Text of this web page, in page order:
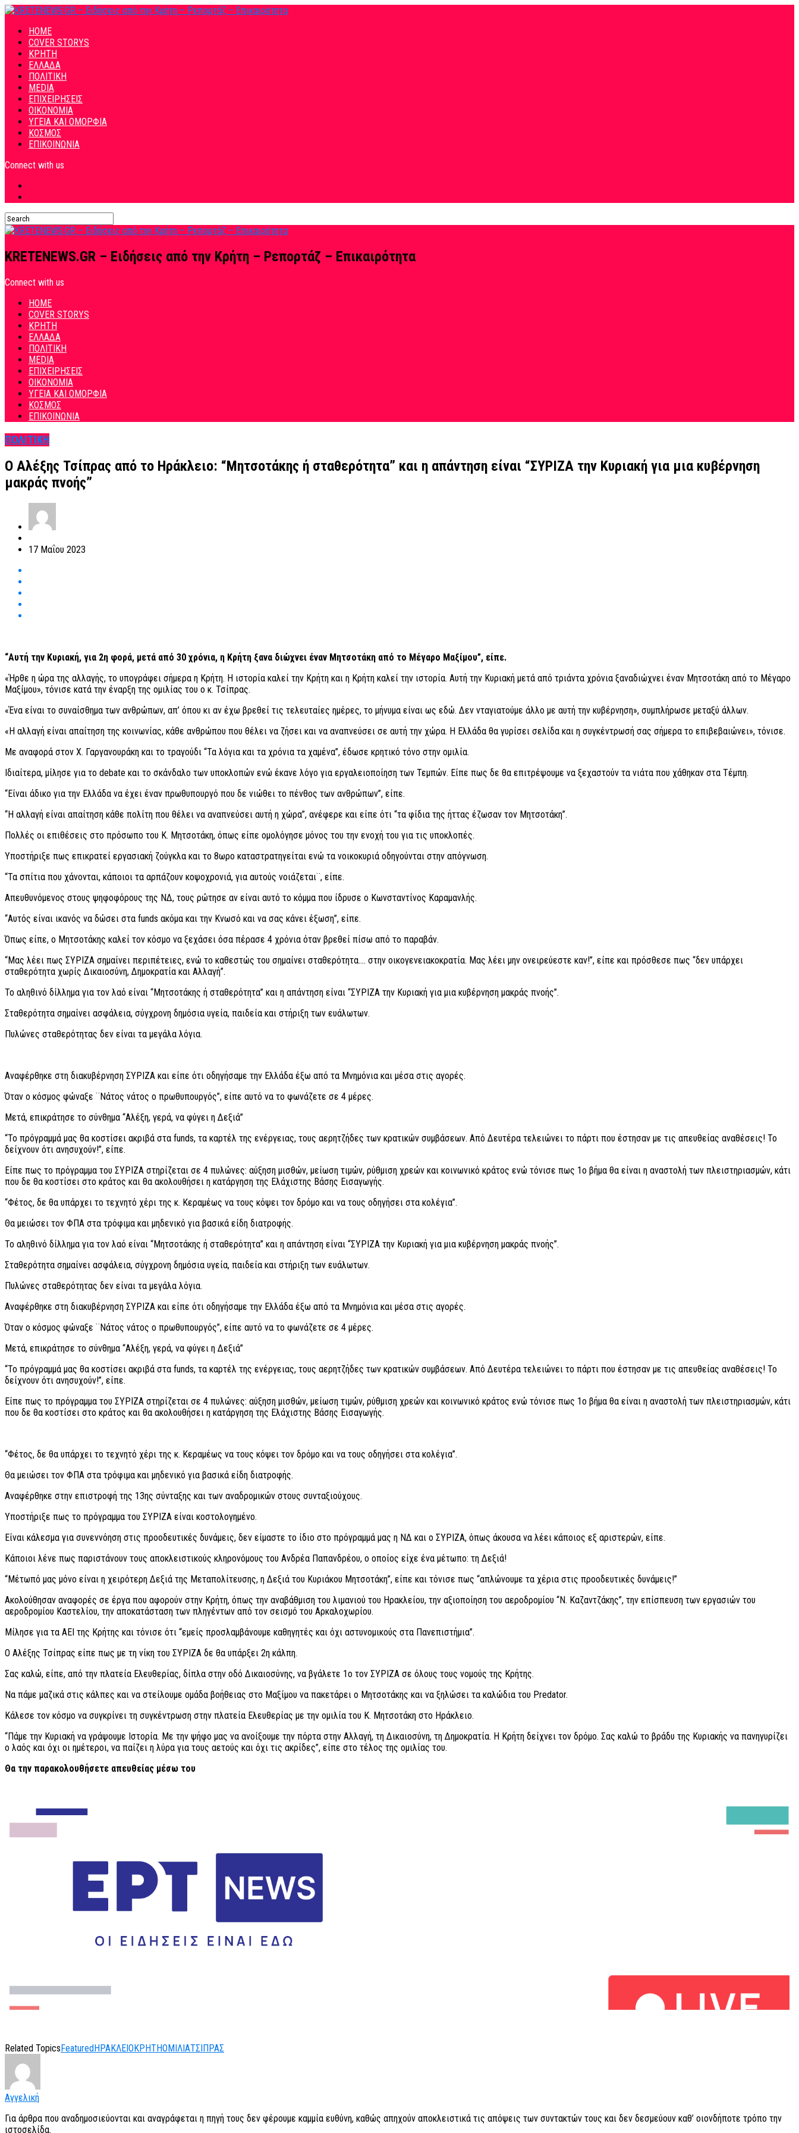
HOME
COVER STORYS
ΚΡΗΤΗ
ΕΛΛΑΔΑ
ΠΟΛΙΤΙΚΗ
MEDIA
ΕΠΙΧΕΙΡΗΣΕΙΣ
ΟΙΚΟΝΟΜΙΑ
ΥΓΕΙΑ ΚΑΙ ΟΜΟΡΦΙΑ
ΚΟΣΜΟΣ
ΕΠΙΚΟΙΝΩΝΙΑ
Connect with us
KRETENEWS.GR – Ειδήσεις από την Κρήτη – Ρεπορτάζ – Επικαιρότητα
Connect with us
HOME
COVER STORYS
ΚΡΗΤΗ
ΕΛΛΑΔΑ
ΠΟΛΙΤΙΚΗ
MEDIA
ΕΠΙΧΕΙΡΗΣΕΙΣ
ΟΙΚΟΝΟΜΙΑ
ΥΓΕΙΑ ΚΑΙ ΟΜΟΡΦΙΑ
ΚΟΣΜΟΣ
ΕΠΙΚΟΙΝΩΝΙΑ
ΠΟΛΙΤΙΚΗ
Ο Αλέξης Τσίπρας από το Ηράκλειο: “Μητσοτάκης ή σταθερότητα” και η απάντηση είναι “ΣΥΡΙΖΑ την Κυριακή για μια κυβέρνηση
μακράς πνοής”
17 Μαΐου 2023
“Αυτή την Κυριακή, για 2η φορά, μετά από 30 χρόνια, η Κρήτη ξανα διώχνει έναν Μητσοτάκη από το Μέγαρο Μαξίμου”, είπε.
«Ήρθε η ώρα της αλλαγής, το υπογράφει σήμερα η Κρήτη. Η ιστορία καλεί την Κρήτη και η Κρήτη καλεί την ιστορία. Αυτή την Κυριακή μετά από τριάντα χρόνια ξαναδιώχνει έναν Μητσοτάκη από το Μέγαρο
Μαξίμου», τόνισε κατά την έναρξη της ομιλίας του ο κ. Τσίπρας.
«Ένα είναι το συναίσθημα των ανθρώπων, απ’ όπου κι αν έχω βρεθεί τις τελευταίες ημέρες, το μήνυμα είναι ως εδώ. Δεν νταγιατούμε άλλο με αυτή την κυβέρνηση», συμπλήρωσε μεταξύ άλλων.
«Η αλλαγή είναι απαίτηση της κοινωνίας, κάθε ανθρώπου που θέλει να ζήσει και να αναπνεύσει σε αυτή την χώρα. Η Ελλάδα θα γυρίσει σελίδα και η συγκέντρωσή σας σήμερα το επιβεβαιώνει», τόνισε.
Με αναφορά στον Χ. Γαργανουράκη και το τραγούδι “Τα λόγια και τα χρόνια τα χαμένα”, έδωσε κρητικό τόνο στην ομιλία.
Ιδιαίτερα, μίλησε για το debate και το σκάνδαλο των υποκλοπών ενώ έκανε λόγο για εργαλειοποίηση των Τεμπών. Είπε πως δε θα επιτρέψουμε να ξεχαστούν τα νιάτα που χάθηκαν στα Τέμπη.
“Είναι άδικο για την Ελλάδα να έχει έναν πρωθυπουργό που δε νιώθει το πένθος των ανθρώπων”, είπε.
“Η αλλαγή είναι απαίτηση κάθε πολίτη που θέλει να αναπνεύσει αυτή η χώρα”, ανέφερε και είπε ότι “τα φίδια της ήττας έζωσαν τον Μητσοτάκη”.
Πολλές οι επιθέσεις στο πρόσωπο του Κ. Μητσοτάκη, όπως είπε ομολόγησε μόνος του την ενοχή του για τις υποκλοπές.
Υποστήριξε πως επικρατεί εργασιακή ζούγκλα και το 8ωρο καταστρατηγείται ενώ τα νοικοκυριά οδηγούνται στην απόγνωση.
“Τα σπίτια που χάνονται, κάποιοι τα αρπάζουν κοψοχρονιά, για αυτούς νοιάζεται¨, είπε.
Απευθυνόμενος στους ψηφοφόρους της ΝΔ, τους ρώτησε αν είναι αυτό το κόμμα που ίδρυσε ο Κωνσταντίνος Καραμανλής.
“Αυτός είναι ικανός να δώσει στα funds ακόμα και την Κνωσό και να σας κάνει έξωση”, είπε.
Όπως είπε, ο Μητσοτάκης καλεί τον κόσμο να ξεχάσει όσα πέρασε 4 χρόνια όταν βρεθεί πίσω από το παραβάν.
“Μας λέει πως ΣΥΡΙΖΑ σημαίνει περιπέτειες, ενώ το καθεστώς του σημαίνει σταθερότητα…. στην οικογενειακοκρατία. Μας λέει μην ονειρεύεστε καν!”, είπε και πρόσθεσε πως “δεν υπάρχει
σταθερότητα χωρίς Δικαιοσύνη, Δημοκρατία και Αλλαγή”.
Το αληθινό δίλλημα για τον λαό είναι “Μητσοτάκης ή σταθερότητα” και η απάντηση είναι “ΣΥΡΙΖΑ την Κυριακή για μια κυβέρνηση μακράς πνοής”.
Σταθερότητα σημαίνει ασφάλεια, σύγχρονη δημόσια υγεία, παιδεία και στήριξη των ευάλωτων.
Πυλώνες σταθερότητας δεν είναι τα μεγάλα λόγια.
Αναφέρθηκε στη διακυβέρνηση ΣΥΡΙΖΑ και είπε ότι οδηγήσαμε την Ελλάδα έξω από τα Μνημόνια και μέσα στις αγορές.
Όταν ο κόσμος φώναξε ¨Νάτος νάτος ο πρωθυπουργός”, είπε αυτό να το φωνάζετε σε 4 μέρες.
Μετά, επικράτησε το σύνθημα “Αλέξη, γερά, να φύγει η Δεξιά”
“Το πρόγραμμά μας θα κοστίσει ακριβά στα funds, τα καρτέλ της ενέργειας, τους αερητζήδες των κρατικών συμβάσεων. Από Δευτέρα τελειώνει το πάρτι που έστησαν με τις απευθείας αναθέσεις! Το
δείχνουν ότι ανησυχούν!”, είπε.
Είπε πως το πρόγραμμα του ΣΥΡΙΖΑ στηρίζεται σε 4 πυλώνες: αύξηση μισθών, μείωση τιμών, ρύθμιση χρεών και κοινωνικό κράτος ενώ τόνισε πως 1ο βήμα θα είναι η αναστολή των πλειστηριασμών, κάτι
που δε θα κοστίσει στο κράτος και θα ακολουθήσει η κατάργηση της Ελάχιστης Βάσης Εισαγωγής.
“Φέτος, δε θα υπάρχει το τεχνητό χέρι της κ. Κεραμέως να τους κόψει τον δρόμο και να τους οδηγήσει στα κολέγια”.
Θα μειώσει τον ΦΠΑ στα τρόφιμα και μηδενικό για βασικά είδη διατροφής.
Το αληθινό δίλλημα για τον λαό είναι “Μητσοτάκης ή σταθερότητα” και η απάντηση είναι “ΣΥΡΙΖΑ την Κυριακή για μια κυβέρνηση μακράς πνοής”.
Σταθερότητα σημαίνει ασφάλεια, σύγχρονη δημόσια υγεία, παιδεία και στήριξη των ευάλωτων.
Πυλώνες σταθερότητας δεν είναι τα μεγάλα λόγια.
Αναφέρθηκε στη διακυβέρνηση ΣΥΡΙΖΑ και είπε ότι οδηγήσαμε την Ελλάδα έξω από τα Μνημόνια και μέσα στις αγορές.
Όταν ο κόσμος φώναξε ¨Νάτος νάτος ο πρωθυπουργός”, είπε αυτό να το φωνάζετε σε 4 μέρες.
Μετά, επικράτησε το σύνθημα “Αλέξη, γερά, να φύγει η Δεξιά”
“Το πρόγραμμά μας θα κοστίσει ακριβά στα funds, τα καρτέλ της ενέργειας, τους αερητζήδες των κρατικών συμβάσεων. Από Δευτέρα τελειώνει το πάρτι που έστησαν με τις απευθείας αναθέσεις! Το
δείχνουν ότι ανησυχούν!”, είπε.
Είπε πως το πρόγραμμα του ΣΥΡΙΖΑ στηρίζεται σε 4 πυλώνες: αύξηση μισθών, μείωση τιμών, ρύθμιση χρεών και κοινωνικό κράτος ενώ τόνισε πως 1ο βήμα θα είναι η αναστολή των πλειστηριασμών, κάτι
που δε θα κοστίσει στο κράτος και θα ακολουθήσει η κατάργηση της Ελάχιστης Βάσης Εισαγωγής.
“Φέτος, δε θα υπάρχει το τεχνητό χέρι της κ. Κεραμέως να τους κόψει τον δρόμο και να τους οδηγήσει στα κολέγια”.
Θα μειώσει τον ΦΠΑ στα τρόφιμα και μηδενικό για βασικά είδη διατροφής.
Αναφέρθηκε στην επιστροφή της 13ης σύνταξης και των αναδρομικών στους συνταξιούχους.
Υποστήριξε πως το πρόγραμμα του ΣΥΡΙΖΑ είναι κοστολογημένο.
Είναι κάλεσμα για συνεννόηση στις προοδευτικές δυνάμεις, δεν είμαστε το ίδιο στο πρόγραμμά μας η ΝΔ και ο ΣΥΡΙΖΑ, όπως άκουσα να λέει κάποιος εξ αριστερών, είπε.
Κάποιοι λένε πως παριστάνουν τους αποκλειστικούς κληρονόμους του Ανδρέα Παπανδρέου, ο οποίος είχε ένα μέτωπο: τη Δεξιά!
“Μέτωπό μας μόνο είναι η χειρότερη Δεξιά της Μεταπολίτευσης, η Δεξιά του Κυριάκου Μητσοτάκη”, είπε και τόνισε πως “απλώνουμε τα χέρια στις προοδευτικές δυνάμεις!”
Ακολούθησαν αναφορές σε έργα που αφορούν στην Κρήτη, όπως την αναβάθμιση του λιμανιού του Ηρακλείου, την αξιοποίηση του αεροδρομίου “Ν. Καζαντζάκης”, την επίσπευση των εργασιών του
αεροδρομίου Καστελίου, την αποκατάσταση των πληγέντων από τον σεισμό του Αρκαλοχωρίου.
Μίλησε για τα ΑΕΙ της Κρήτης και τόνισε ότι “εμείς προσλαμβάνουμε καθηγητές και όχι αστυνομικούς στα Πανεπιστήμια”.
Ο Αλέξης Τσίπρας είπε πως με τη νίκη του ΣΥΡΙΖΑ δε θα υπάρξει 2η κάλπη.
Σας καλώ, είπε, από την πλατεία Ελευθερίας, δίπλα στην οδό Δικαιοσύνης, να βγάλετε 1ο τον ΣΥΡΙΖΑ σε όλους τους νομούς της Κρήτης.
Να πάμε μαζικά στις κάλπες και να στείλουμε ομάδα βοήθειας στο Μαξίμου να πακετάρει ο Μητσοτάκης και να ξηλώσει τα καλώδια του Predator.
Κάλεσε τον κόσμο να συγκρίνει τη συγκέντρωση στην πλατεία Ελευθερίας με την ομιλία του Κ. Μητσοτάκη στο Ηράκλειο.
“Πάμε την Κυριακή να γράψουμε Ιστορία. Με την ψήφο μας να ανοίξουμε την πόρτα στην Αλλαγή, τη Δικαιοσύνη, τη Δημοκρατία. Η Κρήτη δείχνει τον δρόμο. Σας καλώ το βράδυ της Κυριακής να πανηγυρίζει
ο λαός και όχι οι ημέτεροι, να παίζει η λύρα για τους αετούς και όχι τις ακρίδες”, είπε στο τέλος της ομιλίας του.
Θα την παρακολουθήσετε απευθείας μέσω του
Related Topics Featured ΗΡΑΚΛΕΙΟΚΡΗΤΗΟΜΙΛΙΑΤΣΙΠΡΑΣ
Αγγελική
Για άρθρα που αναδημοσιεύονται και αναγράφεται η πηγή τους δεν φέρουμε καμμία ευθύνη, καθώς απηχούν αποκλειστικά τις απόψεις των συντακτών τους και δεν δεσμεύουν καθ’ οιονδήποτε τρόπο την
ιστοσελίδα.